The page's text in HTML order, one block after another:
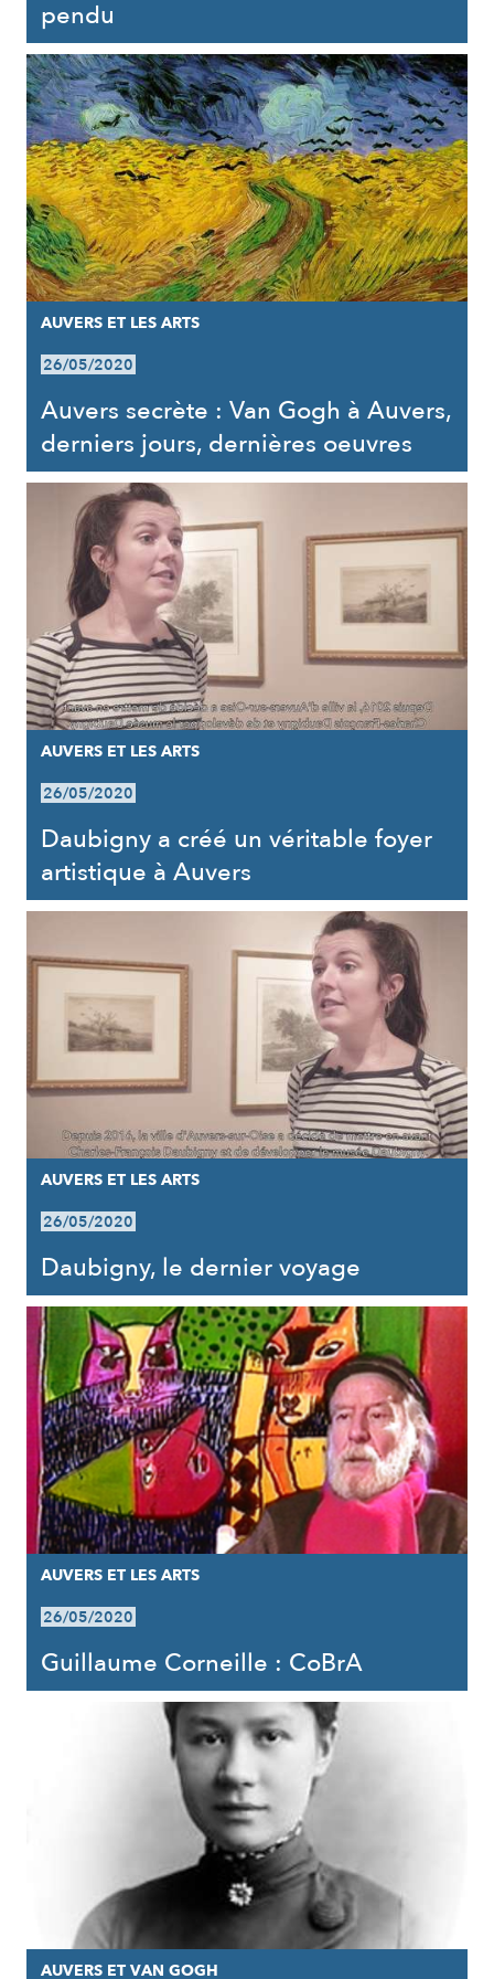
pendu
AUVERS ET LES ARTS
26/05/2020
Auvers secrète : Van Gogh à Auvers,
derniers jours, dernières oeuvres
AUVERS ET LES ARTS
26/05/2020
Daubigny a créé un véritable foyer
artistique à Auvers
AUVERS ET LES ARTS
26/05/2020
Daubigny, le dernier voyage
AUVERS ET LES ARTS
26/05/2020
Guillaume Corneille : CoBrA
AUVERS ET VAN GOGH